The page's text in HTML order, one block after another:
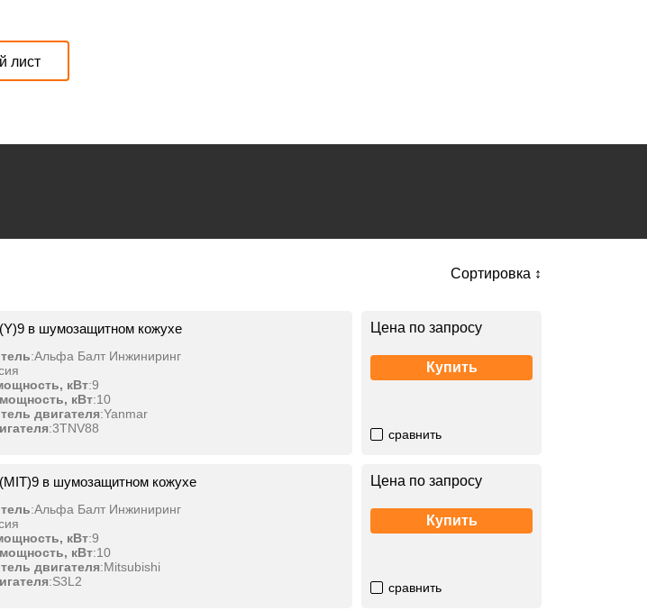
лист
Сортировка ↕
в шумозащитном кожухе
:Альфа Балт Инжиниринг
кВт:9
кВт:10
двигателя:Yanmar
:3TNV88
Цена по запросу
Купить
сравнить
в шумозащитном кожухе
:Альфа Балт Инжиниринг
кВт:9
кВт:10
двигателя:Mitsubishi
:S3L2
Цена по запросу
Купить
сравнить